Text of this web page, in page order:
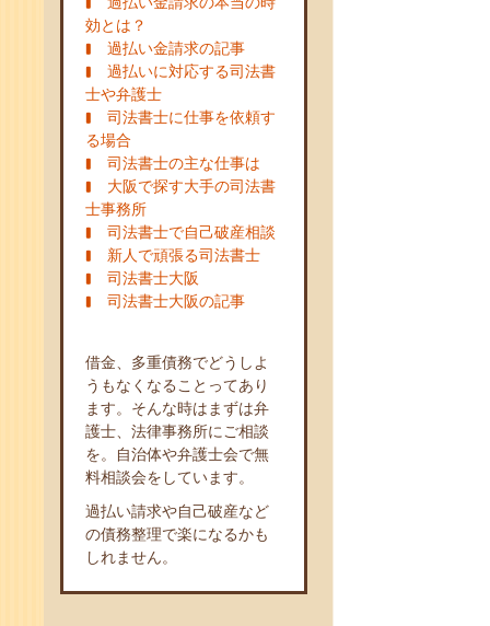
効とは？
過払い金請求の記事
過払いに対応する司法書
士や弁護士
司法書士に仕事を依頼す
る場合
司法書士の主な仕事は
大阪で探す大手の司法書
士事務所
司法書士で自己破産相談
新人で頑張る司法書士
司法書士大阪
司法書士大阪の記事
借金、多重債務でどうしよ
うもなくなることってあり
ます。そんな時はまずは弁
護士、法律事務所にご相談
を。自治体や弁護士会で無
料相談会をしています。
過払い請求や自己破産など
の債務整理で楽になるかも
しれません。